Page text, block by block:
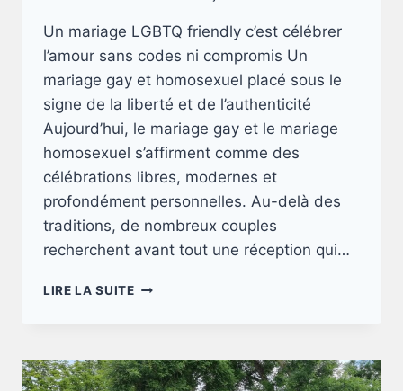
Un mariage LGBTQ friendly c’est célébrer
l’amour sans codes ni compromis Un
mariage gay et homosexuel placé sous le
signe de la liberté et de l’authenticité
Aujourd’hui, le mariage gay et le mariage
homosexuel s’affirment comme des
célébrations libres, modernes et
profondément personnelles. Au-delà des
traditions, de nombreux couples
recherchent avant tout une réception qui…
LIRE LA SUITEMARIAGE
HOMOSEXUEL
: